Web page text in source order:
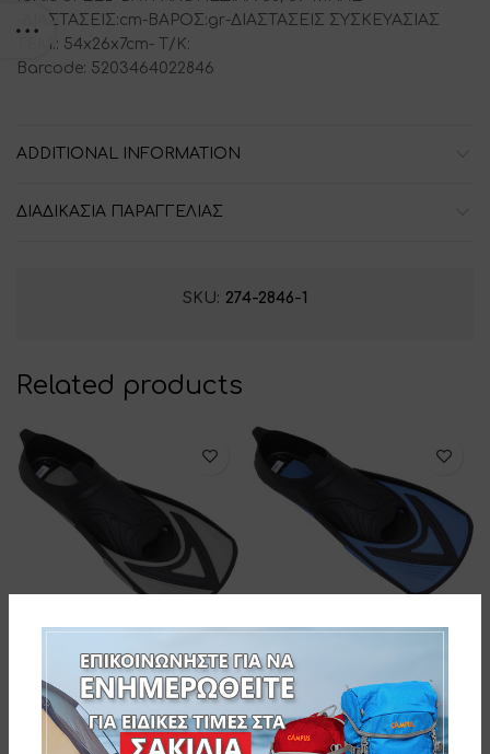
-ΔΙΑΣΤΑΣΕΙΣ:cm-ΒΑΡΟΣ:gr-ΔΙΑΣΤΑΣΕΙΣ ΣΥΣΚΕΥΑΣΙΑΣ
ΤΕΜ.: 54x26x7cm- T/K:
Barcode: 5203464022846
ADDITIONAL INFORMATION
ΔΙΑΔΙΚΑΣΙΑ ΠΑΡΑΓΓΕΛΙΑΣ
SKU: 274-2846-1
Related products
38/39 ΓΚΡΙ
274-2846-10
32/33 ΜΠΛΕ